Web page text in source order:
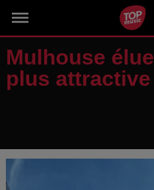
Mulhouse
plus